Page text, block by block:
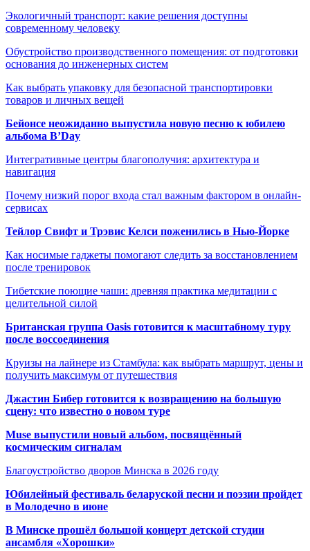
Экологичный транспорт: какие решения доступны
современному человеку
Обустройство производственного помещения: от подготовки
основания до инженерных систем
Как выбрать упаковку для безопасной транспортировки
товаров и личных вещей
Бейонсе неожиданно выпустила новую песню к юбилею
альбома B’Day
Интегративные центры благополучия: архитектура и
навигация
Почему низкий порог входа стал важным фактором в онлайн-
сервисах
Тейлор Свифт и Трэвис Келси поженились в Нью-Йорке
Как носимые гаджеты помогают следить за восстановлением
после тренировок
Тибетские поющие чаши: древняя практика медитации с
целительной силой
Британская группа Oasis готовится к масштабному туру
после воссоединения
Круизы на лайнере из Стамбула: как выбрать маршрут, цены и
получить максимум от путешествия
Джастин Бибер готовится к возвращению на большую
сцену: что известно о новом туре
Muse выпустили новый альбом, посвящённый
космическим сигналам
Благоустройство дворов Минска в 2026 году
Юбилейный фестиваль беларуской песни и поэзии пройдет
в Молодечно в июне
В Минске прошёл большой концерт детской студии
ансамбля «Хорошки»